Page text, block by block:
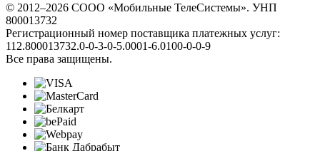
© 2012–2026 СООО «Мобильные ТелеСистемы». УНП
800013732
Регистрационный номер поставщика платежных услуг:
112.800013732.0-0-3-0-5.0001-6.0100-0-0-9
Все права защищены.